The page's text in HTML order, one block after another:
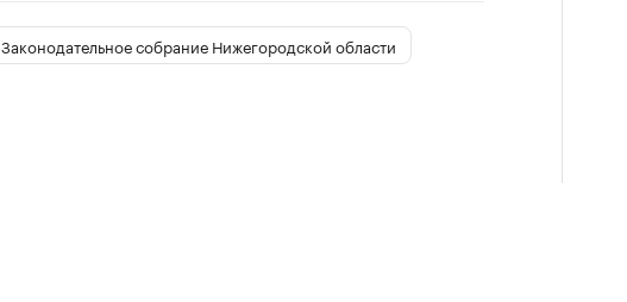
Законодательное собрание Нижегородской области